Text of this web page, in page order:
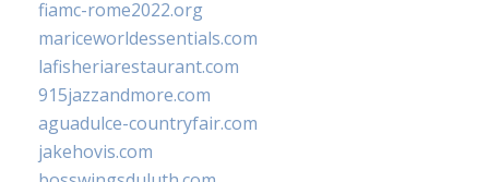
fiamc-rome2022.org
mariceworldessentials.com
lafisheriarestaurant.com
915jazzandmore.com
aguadulce-countryfair.com
jakehovis.com